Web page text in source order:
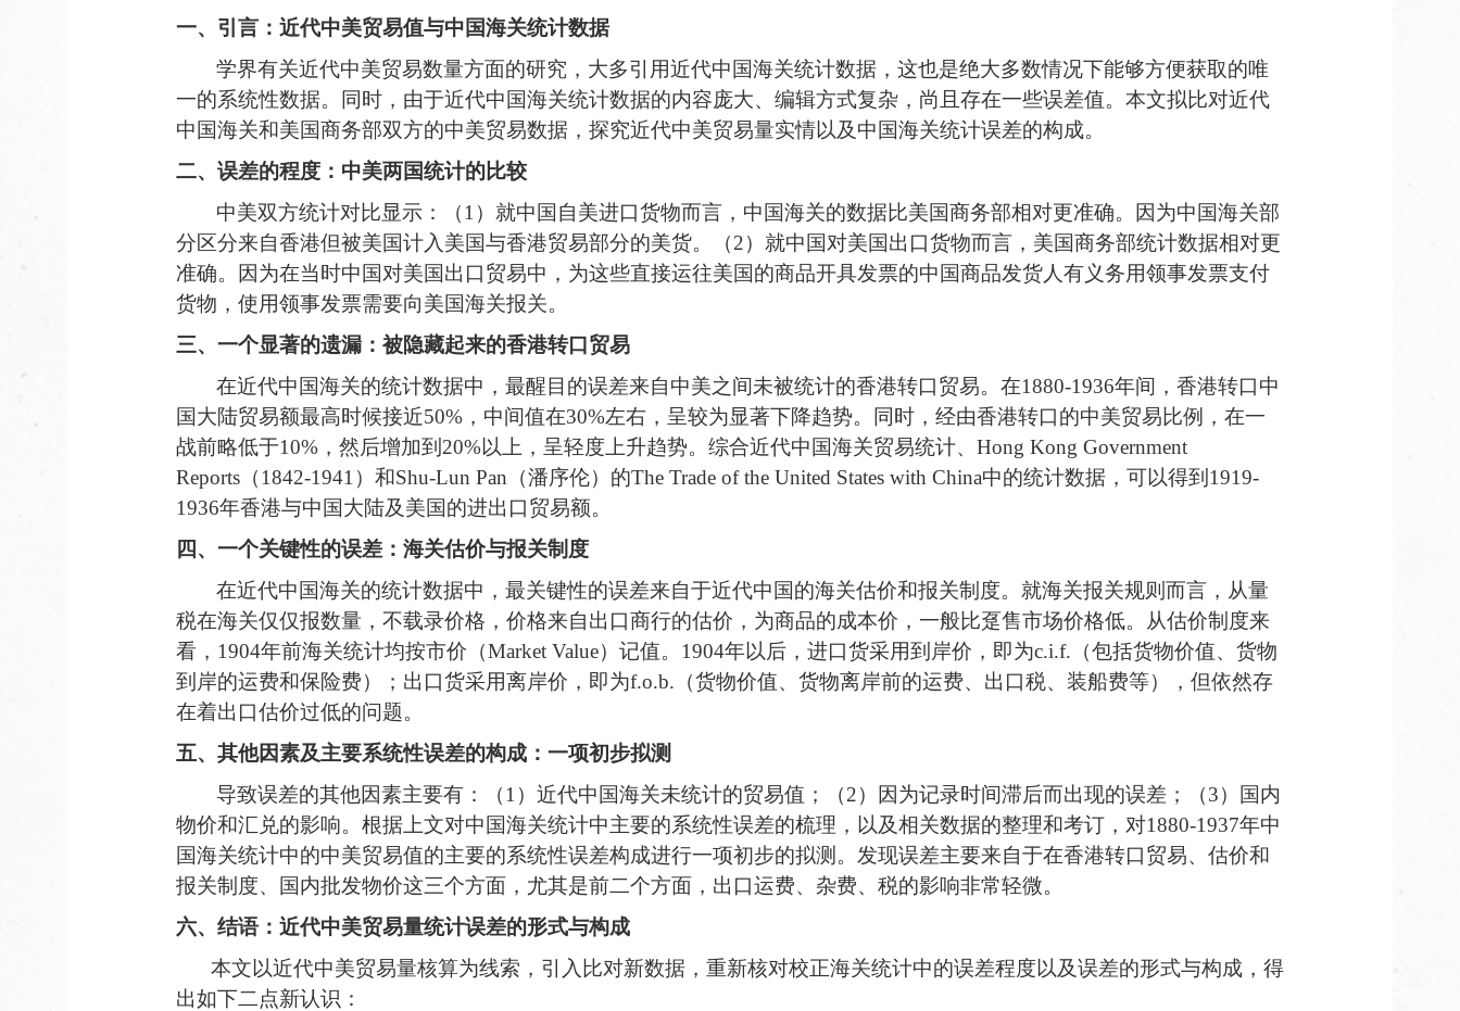
一、引言： 近代中美贸易值与中国海关统计数据
学界有关近代中美贸易数量方面的研究 ，大多引用近代中国海关统计数据 ， 这也是绝大多数情况下能够方便获取的唯
一的系统性数据。同时 ， 由于近代中国海关统计数据的内容庞大、编辑方式复杂，尚且存在一些误差值。 本文拟比对近代
中国海关和美国商务部双方的中美贸易数据 ， 探究近代中美贸易量实情以及中国海关统计误差的构成。
二、误差的程度：中美两国统计的比较
中美双方统计对比显示 ：（1 ） 就中国自美进口货物而言 ，中国海关的数据比美国商务部相对更准确。因为中国海关部
分区分来自香港但被美国计入美国与香港贸易部分的美货。（2） 就中国对美国出口货物而言 ，美国商务部统计数据相对更
准确。因为在当时中国对美国出口贸易中，为这些直接运往美国的商品开具发票的中国商品发货人有义务用领事发票支付
货物，使用领事发票需要向美国海关报关。
三、一个显著的遗漏： 被隐藏起来的香港转口贸易
在近代中国海关的统计数据中 ， 最醒目的误差来自中美之间未被统计的香港转口贸易。 在1880-1936年间 ， 香港转口中
国大陆贸易额最高时候接近50% ， 中间值在30%左右 ， 呈较为显著下降趋势。 同时 ， 经由香港转口的中美贸易比例 ，在一
战前略低于10% ， 然后增加到 20%以上 ， 呈轻度上升趋势。 综合近代中国海关贸易统计、 Hong Kong Government
Reports （1842-1941 ）和Shu-Lun Pan （潘序伦）的The Trade of the United States with China中的统计数据，可以得到 1919-
1936年香港与中国大陆及美国的进出口贸易额。
四、 一个关键性的误差 ：海关估价与报关制度
在近代中国海关的统计数据中 ， 最关键性的误差来自于近代中国的海关估价和报关制度。就海关报关规则而言，从量
税在海关仅仅报数量，不载录价格，价格来自出口商行的估价，为商品的成本价，一般比趸售市场价格低。从估价制度来
看，1904年前海关统计均按市价（Market Value）记值。 1904年以后，进口货采用到岸价，即为c.i.f. （包括货物价值、货物
到岸的运费和保险费）；出口货采用离岸价，即为f.o.b. （货物价值、货物离岸前的运费、出口税、装船费等），但依然存
在着出口估价过低的问题。
五、 其他因素及主要系统性误差的构成 ：一项初步拟测
导致误差的其他因素主要有：
（1 ）近代中国海关未统计的贸易值；（2）因为记录时间滞后而出现的误差；（3）国内
物价和汇兑的影响。根据上文对中国海关统计中主要的系统性误差的梳理，以及相关数据的整理和考订，对1880-1937年中
国海关统计中的中美贸易值的主要的系统性误差构成进行一项初步的拟测。发现误差主要来自于在香港转口贸易、估价和
报关制度、国内批发物价这三个方面，尤其是前二个方面，出口运费、杂费、税的影响非常轻微。
六、 结语： 近代中美贸易量统计误差的形式与构成
本文以近代中美贸易量核算为线索，引入比对新数据，重新核对校正海关统计中的误差程度以及误差的形式与构成，得
出如下二点新认识：